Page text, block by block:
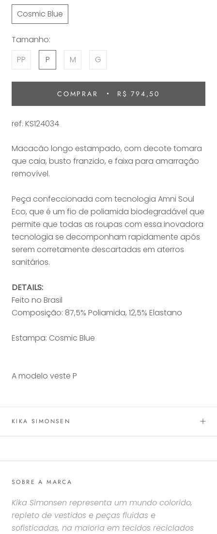
Cosmic Blue
Tamanho:
PP
P M G
COMPRAR R$ 794,50
ref. KS124034
Macacão longo estampado, com decote tomara
que caia, busto franzido, e faixa para amarração
removível.
Peça confeccionada com tecnologia Amni Soul
Eco, que é um fio de poliamida biodegradável que
permite que todas as roupas com essa inovadora
tecnologia se decomponham rapidamente após
serem corretamente descartadas em aterros
sanitários.
DETAILS:
Feito no Brasil
Composição: 87,5% Poliamida, 12,5% Elastano
Estampa: Cosmic Blue
A modelo veste P
KIKA SIMONSEN
SOBRE A MARCA
Kika Simonsen representa um mundo colorido,
repleto de vestidos e peças fluidas e
sofisticadas, na maioria em tecidos reciclados